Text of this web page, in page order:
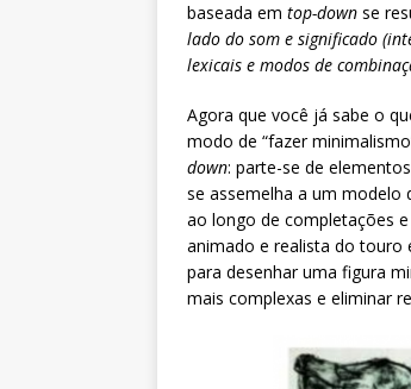
baseada em top-down se
lado do som e significado
lexicais e modos de
Agora que você já sabe o
modo de “fazer
down: parte-se de
se assemelha a um modelo
ao longo de completações
animado e realista do touro
para desenhar uma figura
mais complexas e eliminar